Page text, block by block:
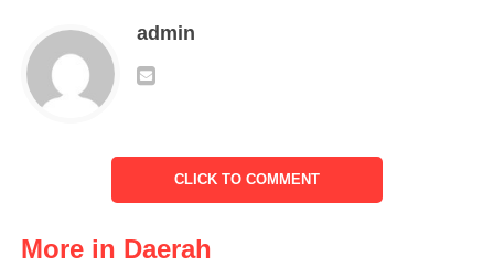
menyampaikan rasa syukur atas kesuksesan acara Halalbihalal
admin
CLICK TO COMMENT
More in Daerah